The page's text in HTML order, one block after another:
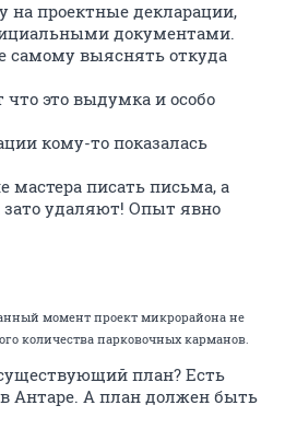
на проектные декларации,
документами.
самому выяснять откуда
что это выдумка и особо
кому-то показалась
мастера писать письма, а
удаляют! Опыт явно
момент проект микрорайона не
количества парковочных карманов.
план? Есть
в Антаре. А план должен быть